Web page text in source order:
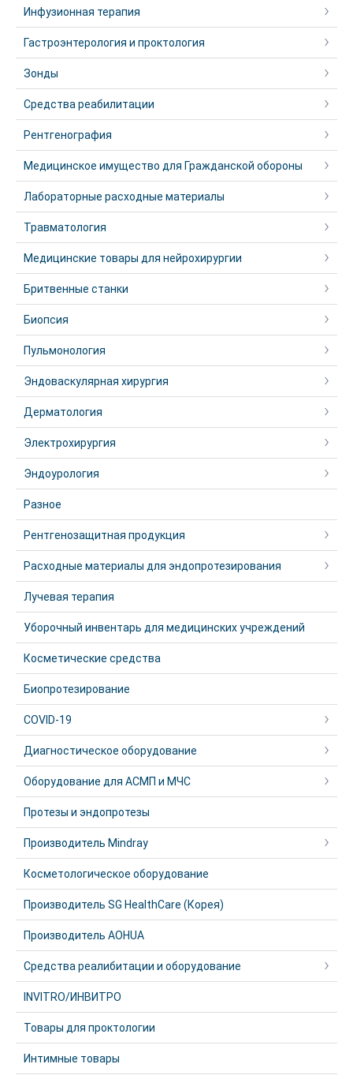
Инфузионная терапия
Гастроэнтерология и проктология
Зонды
Средства реабилитации
Рентгенография
Медицинское имущество для Гражданской обороны
Лабораторные расходные материалы
Травматология
Медицинские товары для нейрохирургии
Бритвенные станки
Биопсия
Пульмонология
Эндоваскулярная хирургия
Дерматология
Электрохирургия
Эндоурология
Разное
Рентгенозащитная продукция
Расходные материалы для эндопротезирования
Лучевая терапия
Уборочный инвентарь для медицинских учреждений
Косметические средства
Биопротезирование
COVID-19
Диагностическое оборудование
Оборудование для АСМП и МЧС
Протезы и эндопротезы
Производитель Mindray
Косметологическое оборудование
Производитель SG HealthCare (Корея)
Производитель AOHUA
Средства реалибитации и оборудование
INVITRO/ИНВИТРО
Товары для проктологии
Интимные товары